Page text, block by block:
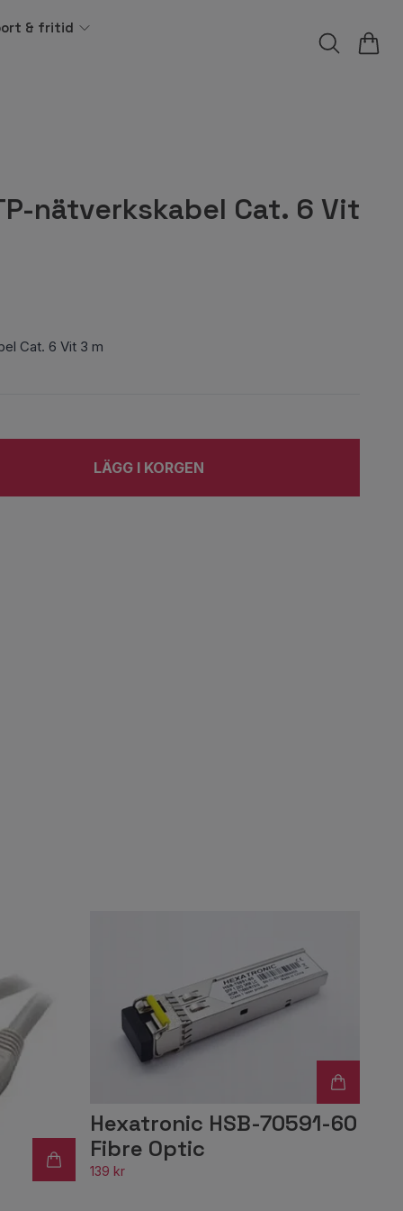
& fritid
nätverkskabel Cat. 6 Vit
Cat. 6 Vit 3 m
LÄGG I KORGEN
Hexatronic HSB-70591-60
Fibre Optic
139 kr